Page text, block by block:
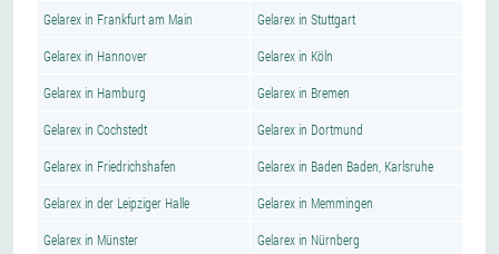
Gelarex in Frankfurt am Main Gelarex in Stuttgart
Gelarex in Hannover Gelarex in Köln
Gelarex in Hamburg Gelarex in Bremen
Gelarex in Cochstedt Gelarex in Dortmund
Gelarex in Friedrichshafen Gelarex in Baden Baden, Karlsruhe
Gelarex in der Leipziger Halle Gelarex in Memmingen
Gelarex in Münster Gelarex in Nürnberg